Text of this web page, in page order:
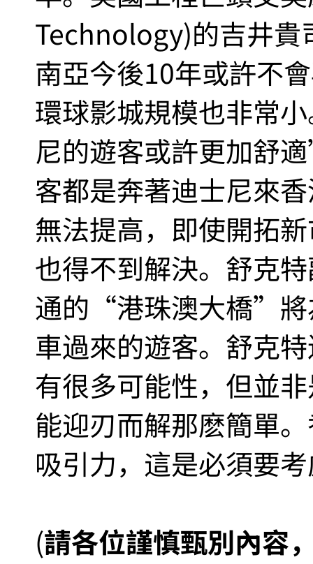
Technology)的吉井
南亞今後10年或許不
環球影城規模也非常
尼的遊客或許更加舒
客都是奔著迪士尼來
無法提高，即使開拓
也得不到解決。舒克
通的“港珠澳大橋”將
車過來的遊客。舒克
有很多可能性，但並
能迎刃而解那麽簡單
吸引力，這是必須要
(請各位謹慎甄別內容